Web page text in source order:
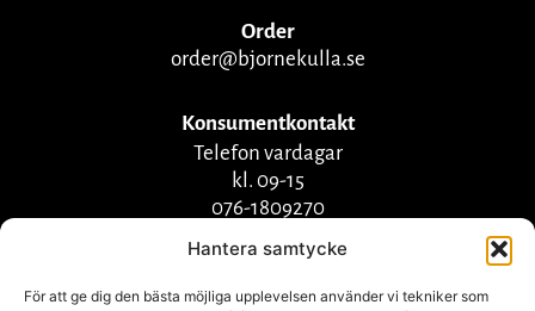
Hantera samtycke
För att ge dig den bästa möjliga upplevelsen använder vi tekniker som
Order
order@bjornekulla.se
Konsumentkontakt
Telefon vardagar
kl. 09-15
076-1809270